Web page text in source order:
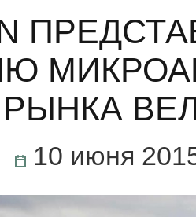
РЫНКА
10 июня